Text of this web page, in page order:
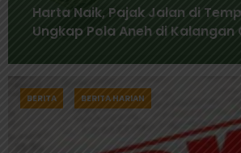
Harta Naik, Pajak Jalan di
Ungkap Pola Aneh di Kalangan
BERITA BERITA HARIAN